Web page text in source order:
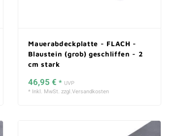
Mauerabdeckplatte - FLACH -
Blaustein (grob) geschliffen - 2
cm stark
46,95 €* UVP
* Inkl. MwSt. zzgl.Versandkosten